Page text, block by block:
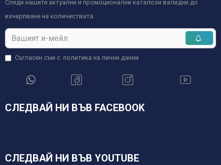
Следи нашите актуални и промоционални каталози валидни до
изчерпване на количествата.
Съгласен съм с политика на лични данни
СЛЕДВАЙ НИ ВЪВ FACEBOOK
СЛЕДВАЙ НИ ВЪВ YOUTUBE